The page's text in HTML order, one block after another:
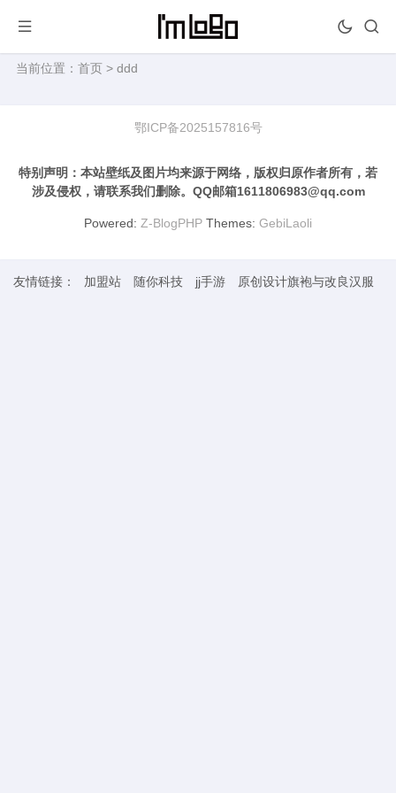
当前位置： 首页 > ddd
鄂ICP备2025157816号
特别声明：本站壁纸及图片均来源于网络，版权归原作者所有，若
涉及侵权，请联系我们删除。QQ邮箱1611806983@qq.com
Powered: Z-BlogPHP Themes: GebiLaoli
友情链接： 加盟站 随你科技 jj手游 原创设计旗袍与改良汉服